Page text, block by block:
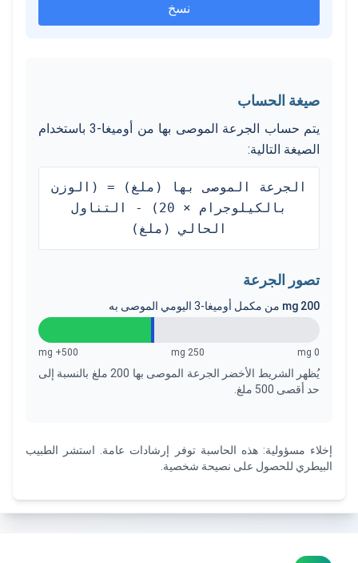
نسخ
صيغة الحساب
يتم حساب الجرعة الموصى بها من أوميغا-3 باستخدام
الصيغة التالية:
الجرعة الموصى بها (ملغ) = (الوزن
بالكيلوجرام × 20) - التناول
الحالي (ملغ)
تصور الجرعة
200 من مكمل أوميغا-3 اليومي الموصى به
0 mg
250 mg
500+ mg
يُظهر الشريط الأخضر الجرعة الموصى بها 200 ملغ بالنسبة إلى
حد أقصى 500 ملغ.
إخلاء مسؤولية: هذه الحاسبة توفر إرشادات عامة. استشر الطبيب
البيطري للحصول على نصيحة شخصية.